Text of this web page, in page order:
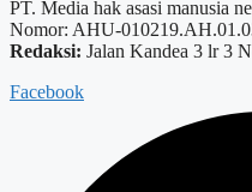
PT. Media hak asasi manusia
Nomor: AHU-
Redaksi: Jalan Kandea 3 lr 3
Facebook